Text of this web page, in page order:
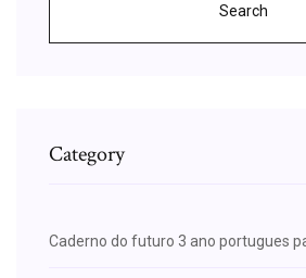
Search
Category
Caderno do futuro 3 ano portugues